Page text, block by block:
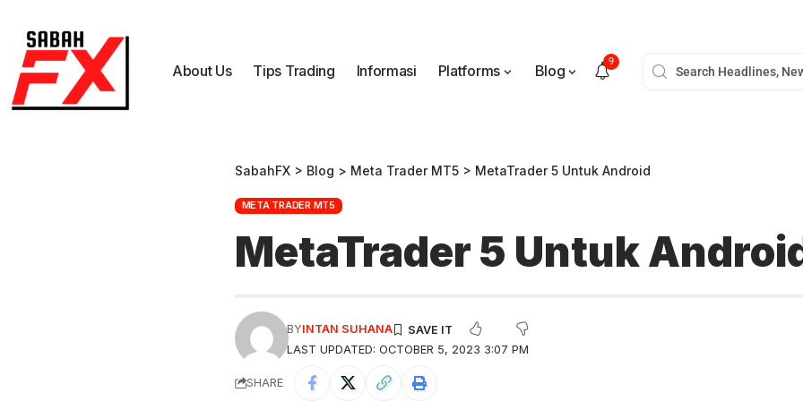
About Us Tips Trading Informasi Platforms Blog
9
SabahFX > Blog > Meta Trader MT5 > MetaTrader 5 Untuk Android
META TRADER MT5
MetaTrader 5 Untuk
LAST UPDATED: OCTOBER 5, 2023 3:07 PM
BYINTAN SUHANA
SHARE